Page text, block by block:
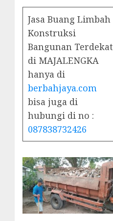
Jasa Buang Limbah
Konstruksi
Bangunan Terdekat
di MAJALENGKA
hanya di
berbahjaya.com
bisa juga di
hubungi di no :
087838732426